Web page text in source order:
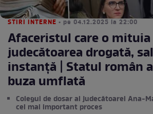
STIRI INTERNE • pe 04.12.2025 la 22:00
Afaceristul care o mituia
judecătoarea drogată,
instanță | Statul român
buza umflată
Colegul de dosar al judecătoarei Ana-
cel mai important proces